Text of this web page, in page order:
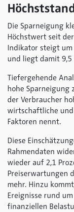
Die Sparneigung
Höchstwert seit
Indikator steigt
und liegt damit 9,5
Tiefergehende
hohe Sparneigung
der Verbraucher
wirtschaftliche
Faktoren nennt.
Diese
Rahmendaten
wieder auf 2,1
Preiserwartungen
mehr. Hinzu
Ereignisse rund
finanziellen